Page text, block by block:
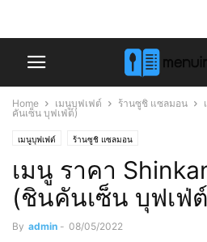
Home เมนูบุฟเฟต์ ร้านซูชิ แซลมอน
คันเซ็น บุฟเฟ่ต์)
เมนูบุฟเฟต์ ร้านซูชิ แซลมอน
เมนู ราคา
(ชินคันเซ็น บุฟเฟ่
By admin - 08/05/2022